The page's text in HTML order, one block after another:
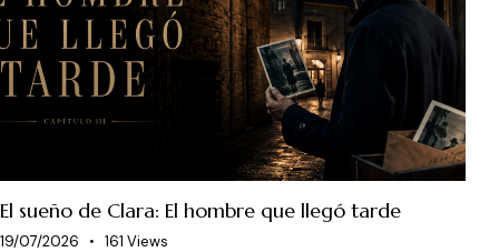
El sueño de Clara: El hombre que llegó tarde
19/07/2026 161 Views